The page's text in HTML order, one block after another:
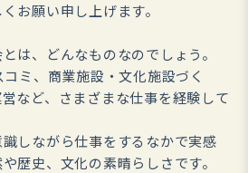
お願い申し上げます。
は、どんなものなのでしょう。
ミ、商業施設・文化施設づく
など、さまざまな仕事を経験して
識しながら仕事をするなかで実感
歴史、文化の素晴らしさです。